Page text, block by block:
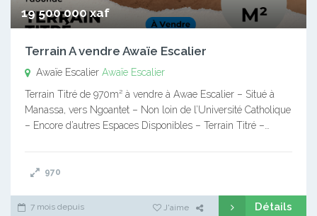
19 500 000 xaf
Terrain A vendre Awaïe Escalier
Awaïe Escalier Awaïe Escalier
Terrain Titré de 970m² à vendre à Awae Escalier – Situé à
Manassa, vers Ngoantet – Non loin de l’Université Catholique
– Encore d’autres Espaces Disponibles – Terrain Titré –…
970
7 mois depuis J'aime Détails